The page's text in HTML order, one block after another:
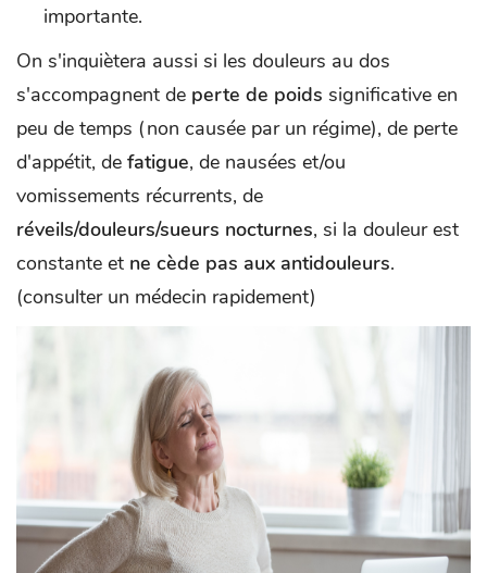
importante.
On s'inquiètera aussi si les douleurs au dos
s'accompagnent de perte de poids significative en
peu de temps (non causée par un régime), de perte
d'appétit, de fatigue, de nausées et/ou
vomissements récurrents, de
réveils/douleurs/sueurs nocturnes, si la douleur est
constante et ne cède pas aux antidouleurs.
(consulter un médecin rapidement)